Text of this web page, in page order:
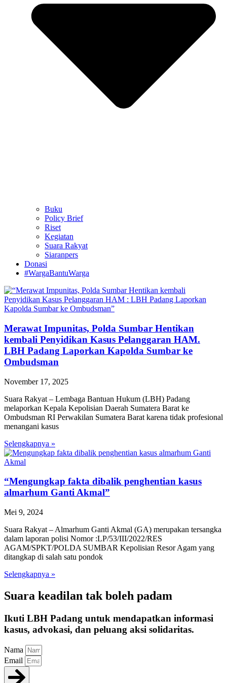
Buku
Policy Brief
Riset
Kegiatan
Suara Rakyat
Siaranpers
Donasi
#WargaBantuWarga
Merawat Impunitas, Polda Sumbar Hentikan
kembali Penyidikan Kasus Pelanggaran HAM.
LBH Padang Laporkan Kapolda Sumbar ke
Ombudsman
November 17, 2025
Suara Rakyat – Lembaga Bantuan Hukum (LBH) Padang
melaporkan Kepala Kepolisian Daerah Sumatera Barat ke
Ombudsman RI Perwakilan Sumatera Barat karena tidak profesional
menangani kasus
Selengkapnya »
“Mengungkap fakta dibalik penghentian kasus
almarhum Ganti Akmal”
Mei 9, 2024
Suara Rakyat – Almarhum Ganti Akmal (GA) merupakan tersangka
dalam laporan polisi Nomor :LP/53/III/2022/RES
AGAM/SPKT/POLDA SUMBAR Kepolisian Resor Agam yang
ditangkap di salah satu pondok
Selengkapnya »
Suara keadilan tak boleh padam
Ikuti LBH Padang untuk mendapatkan informasi
kasus, advokasi, dan peluang aksi solidaritas.
Nama
Email